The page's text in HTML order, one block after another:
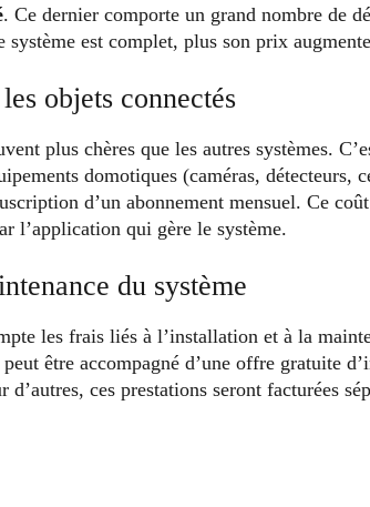
. Ce dernier comporte un grand nombre de
système est complet, plus son prix
objets connectés
plus chères que les autres systèmes.
domotiques (caméras, détecteurs,
d’un abonnement mensuel. Ce
l’application qui gère le système.
du système
les frais liés à l’installation et à la
être accompagné d’une offre gratuite
d’autres, ces prestations seront facturées